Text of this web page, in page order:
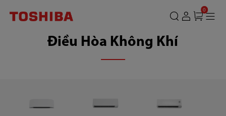
CÔNG
TIÊU
0
Điều Hòa Không Khí